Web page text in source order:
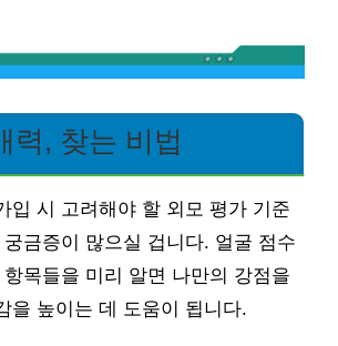
력, 찾는 비법
입 시 고려해야 할 외모 평가 기준
금증이 많으실 겁니다. 얼굴 점수
목들을 미리 알면 나만의 강점을
을 높이는 데 도움이 됩니다.